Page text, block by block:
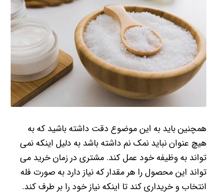
همچنین باید به این موضوع دقت داشته باشید که به
هیچ عنوان نباید نمک نم داشته باشد به دلیل اینکه نمی
تواند به وظیفه خود عمل کند. مشتری در زمان خرید می
تواند این محصول را هر مقدار که نیاز دارد به صورت فله
انتخاب و خریداری کند تا اینکه نیاز خود را بر طرف کند.